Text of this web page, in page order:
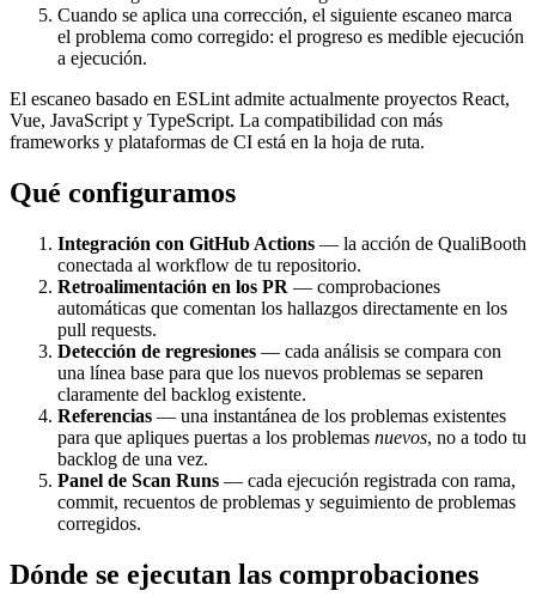
Cuando se aplica una corrección, el siguiente escaneo marca
el problema como corregido: el progreso es medible ejecución
a ejecución.
El escaneo basado en ESLint admite actualmente proyectos React,
Vue, JavaScript y TypeScript. La compatibilidad con más
frameworks y plataformas de CI está en la hoja de ruta.
Qué configuramos
Integración con GitHub Actions — la acción de QualiBooth
conectada al workflow de tu repositorio.
Retroalimentación en los PR — comprobaciones
automáticas que comentan los hallazgos directamente en los
pull requests.
Detección de regresiones — cada análisis se compara con
una línea base para que los nuevos problemas se separen
claramente del backlog existente.
Referencias — una instantánea de los problemas existentes
para que apliques puertas a los problemas nuevos, no a todo tu
backlog de una vez.
Panel de Scan Runs — cada ejecución registrada con rama,
commit, recuentos de problemas y seguimiento de problemas
corregidos.
Dónde se ejecutan las comprobaciones